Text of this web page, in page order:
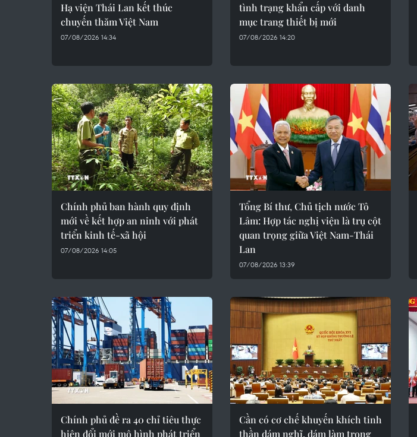
Hạ viện Thái Lan kết thúc
chuyến thăm Việt Nam
07/08/2026 14:34
tình trạng khẩn cấp với danh
mục trang thiết bị mới
07/08/2026 14:20
Chính phủ ban hành quy định
mới về kết hợp an ninh với phát
triển kinh tế-xã hội
07/08/2026 14:05
Tổng Bí thư, Chủ tịch nước Tô
Lâm: Hợp tác nghị viện là trụ cột
quan trọng giữa Việt Nam-Thái
Lan
07/08/2026 13:39
Chính phủ đề ra 40 chỉ tiêu thực
hiện đổi mới mô hình phát triển
Cần có cơ chế khuyến khích tinh
thần dám nghĩ, dám làm trong